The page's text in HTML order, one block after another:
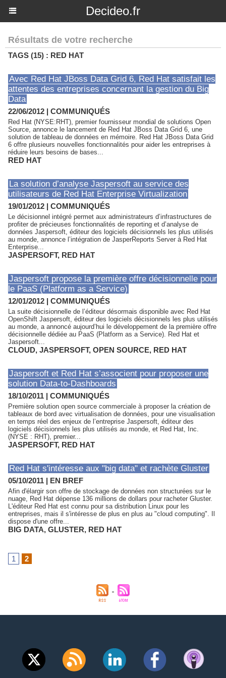
Decideo.fr
Résultats de votre recherche
TAGS (15) : RED HAT
Avec Red Hat JBoss Data Grid 6, Red Hat satisfait les
attentes des entreprises concernant la gestion du Big
Data
22/06/2012 | COMMUNIQUÉS
Red Hat (NYSE:RHT), premier fournisseur mondial de solutions Open
Source, annonce le lancement de Red Hat JBoss Data Grid 6, une
solution de tableau de données en mémoire. Red Hat JBoss Data Grid
6 offre plusieurs nouvelles fonctionnalités pour aider les entreprises à
réduire leurs besoins de bases...
RED HAT
La solution d’analyse Jaspersoft au service des
utilisateurs de Red Hat Enterprise Virtualization
19/01/2012 | COMMUNIQUÉS
Le décisionnel intégré permet aux administrateurs d’infrastructures de
profiter de précieuses fonctionnalités de reporting et d’analyse de
données Jaspersoft, éditeur des logiciels décisionnels les plus utilisés
au monde, annonce l’intégration de JasperReports Server à Red Hat
Enterprise...
JASPERSOFT, RED HAT
Jaspersoft propose la première offre décisionnelle pour
le PaaS (Platform as a Service)
12/01/2012 | COMMUNIQUÉS
La suite décisionnelle de l’éditeur désormais disponible avec Red Hat
OpenShift Jaspersoft, éditeur des logiciels décisionnels les plus utilisés
au monde, a annoncé aujourd’hui le développement de la première offre
décisionnelle dédiée au PaaS (Platform as a Service). Red Hat et
Jaspersoft...
CLOUD, JASPERSOFT, OPEN SOURCE, RED HAT
Jaspersoft et Red Hat s’associent pour proposer une
solution Data-to-Dashboards
18/10/2011 | COMMUNIQUÉS
Première solution open source commerciale à proposer la création de
tableaux de bord avec virtualisation de données, pour une visualisation
en temps réel des enjeux de l’entreprise Jaspersoft, éditeur des
logiciels décisionnels les plus utilisés au monde, et Red Hat, Inc.
(NYSE : RHT), premier...
JASPERSOFT, RED HAT
Red Hat s'intéresse aux "big data" et rachète Gluster
05/10/2011 | EN BREF
Afin d'élargir son offre de stockage de données non structurées sur le
nuage, Red Hat dépense 136 millions de dollars pour racheter Gluster.
L'éditeur Red Hat est connu pour sa distribution Linux pour les
entreprises, mais il s'intéresse de plus en plus au "cloud computing". Il
dispose d'une offre...
BIG DATA, GLUSTER, RED HAT
1 2